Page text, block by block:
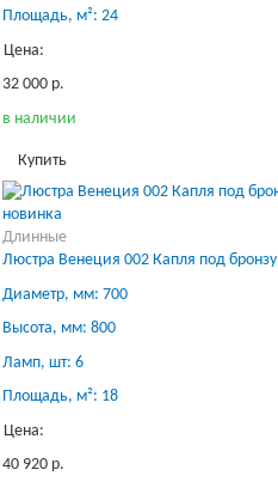
Площадь, м²: 24
Цена:
32 000 р.
в наличии
Купить
новинка
Длинные
Люстра Венеция 002 Капля под бронзу
Диаметр, мм: 700
Высота, мм: 800
Ламп, шт: 6
Площадь, м²: 18
Цена:
40 920 р.